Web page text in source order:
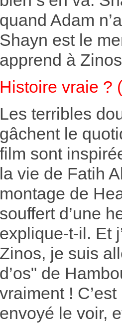
quand Adam
Shayn est le
apprend à
Histoire vraie ?
Les terribles
gâchent le
film sont
la vie de Fatih
montage de
souffert d’une
explique-t-il. Et
Zinos, je suis
d’os" de
vraiment !
envoyé le voir,